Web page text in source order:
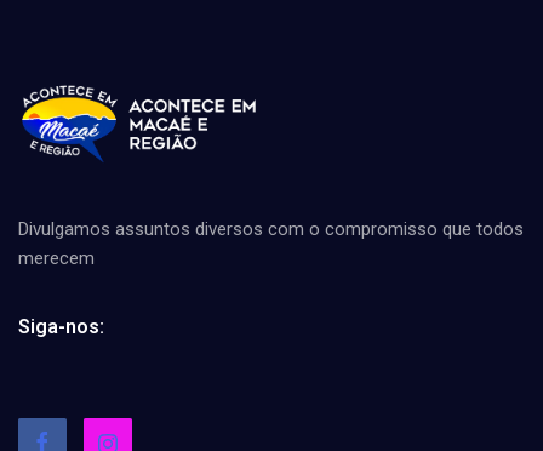
Divulgamos assuntos diversos com o compromisso que todos
merecem
Siga-nos: